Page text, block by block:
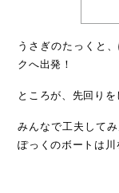
うさぎのたっくと
クへ出発！
ところが、先回り
みんなで工夫して
ぽっくのボートは川